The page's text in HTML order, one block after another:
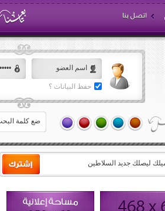
اتصل بنا
حفظ البيانات ؟